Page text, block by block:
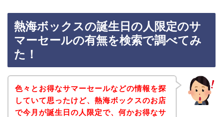
熱海ボックスの誕生日の人限定のサ
マーセールの有無を検索で調べてみ
た！
色々とお得なサマーセールなどの情報を探
していて思ったけど、熱海ボックスのお店
で今月が誕生日の人限定で、何かお得なサ